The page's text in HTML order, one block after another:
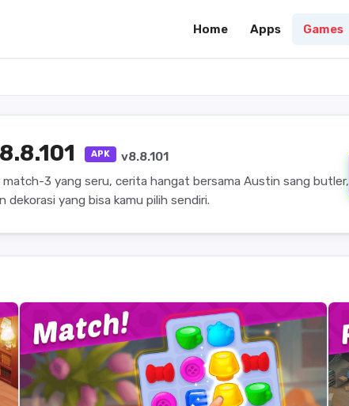
Home Apps Games
APK
v8.8.101
3 yang seru, cerita hangat bersama Austin sang butler,
yang bisa kamu pilih sendiri.